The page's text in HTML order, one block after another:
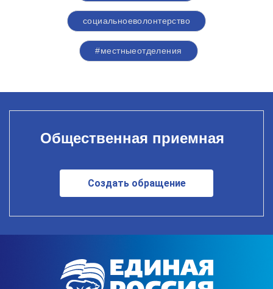
социальноеволонтерство
#местныеотделения
Общественная приемная
Создать обращение